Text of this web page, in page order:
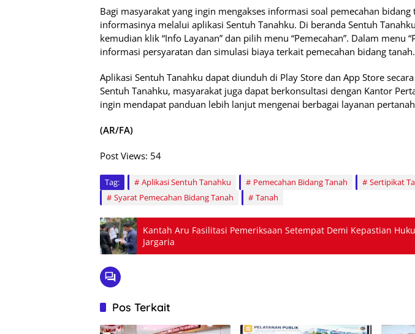
Bagi masyarakat yang ingin mengakses informasi soal pemecahan bidang
informasinya melalui aplikasi Sentuh Tanahku. Di beranda Sentuh
kemudian klik “Info Layanan” dan pilih menu “Pemecahan”. Dalam menu
informasi persyaratan dan simulasi biaya terkait pemecahan bidang tanah.
Aplikasi Sentuh Tanahku dapat diunduh di Play Store dan App Store
Sentuh Tanahku, masyarakat juga dapat berkonsultasi dengan Kantor
ingin mendapat panduan lebih lanjut mengenai berbagai layanan
(AR/FA)
Post Views: 54
Tag: Aplikasi Sentuh Tanahku Pemecahan Bidang Tanah
Sertipikat
Syarat Pemecahan Bidang Tanah
Tanah
Kantah Aru Fasilitasi Pemeriksaan Setempat Demi Kepastian
Jargaria
Pos Terkait